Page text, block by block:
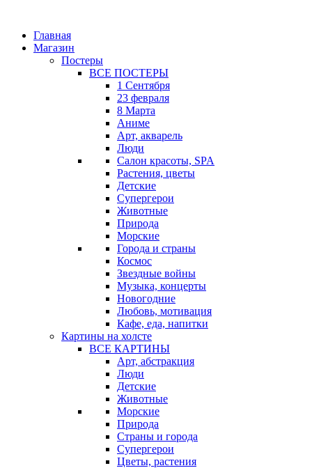
Главная
Магазин
Постеры
ВСЕ ПОСТЕРЫ
1 Сентября
23 февраля
8 Марта
Аниме
Арт, акварель
Люди
Салон красоты, SPA
Растения, цветы
Детские
Супергерои
Животные
Природа
Морские
Города и страны
Космос
Звездные войны
Музыка, концерты
Новогодние
Любовь, мотивация
Кафе, еда, напитки
Картины на холсте
ВСЕ КАРТИНЫ
Арт, абстракция
Люди
Детские
Животные
Морские
Природа
Страны и города
Супергерои
Цветы, растения